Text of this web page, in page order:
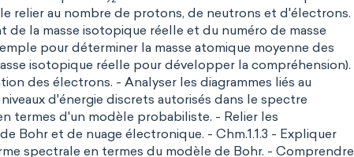
relier au nombre de protons, de neutrons et d'électrons.
la masse isotopique réelle et du numéro de masse
pour déterminer la masse atomique moyenne des
isotopique réelle pour développer la compréhension).
des électrons. - Analyser les diagrammes liés au
d'énergie discrets autorisés dans le spectre
termes d'un modèle probabiliste. - Relier les
Bohr et de nuage électronique. - Chm.1.1.3 - Expliquer
spectrale en termes du modèle de Bohr. - Comprendre